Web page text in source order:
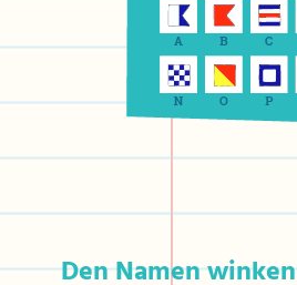
Den Namen winken